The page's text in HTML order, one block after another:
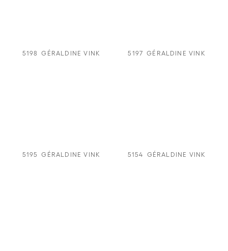
5198 GÉRALDINE VINK 5197 GÉRALDINE VINK
5195 GÉRALDINE VINK 5154 GÉRALDINE VINK